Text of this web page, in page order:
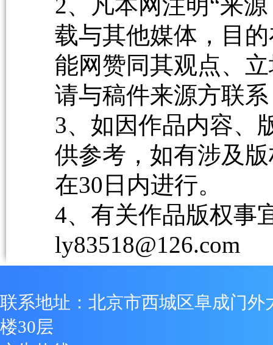
载与其他媒体，目
能网赞同其观点、
请与稿件来源方联
3、如因作品内容、
供参考，如有涉及
在30日内进行。
4、有关作品版权事
ly83518@126.com
联系地址：北京市西城区阜成门外
楼30层